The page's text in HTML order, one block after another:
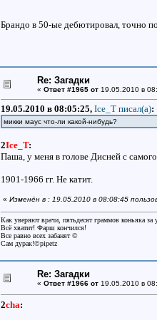
Брандо в 50-ые дебютировал, точно
Re: Загадки
« Ответ #1965 от19.05.2010 в
19.05.2010 в 08:05:25, Ice_T писал(a):
микки маус что-ли какой-нибудь?
2Ice_T:
Паша, у меня в голове Дисней с
1901-1966 гг. Не катит.
« Изменён в : 19.05.2010 в 08:08:45
Как уверяют врачи, пятьдесят граммов коньяка
Всё хватит! Фарш кончился!
Все равно всех забанят ©
Сам дурак!©pipetz
Re: Загадки
« Ответ #1966 от19.05.2010 в
2cha: